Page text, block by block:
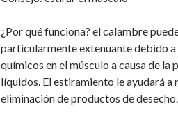
¿Por qué funciona? el calambre
particularmente extenuante debido a
químicos en el músculo a causa de la
líquidos. El estiramiento le ayudará a
eliminación de productos de desecho.